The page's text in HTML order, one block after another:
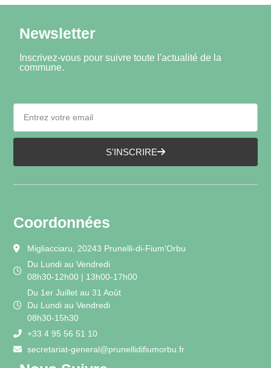
Newsletter
Inscrivez-vous pour suivre toute l'actualité de la
commune.
S'INSCRIRE
Coordonnées
Migliacciaru, 20243 Prunelli-di-Fium'Orbu
Du Lundi au Vendredi
08h30-12h00 | 13h00-17h00
Du 1er Juillet au 31 Août
Du Lundi au Vendredi
08h30-15h30
+33 4 95 56 51 10
secretariat-general@prunellidifiumorbu.fr